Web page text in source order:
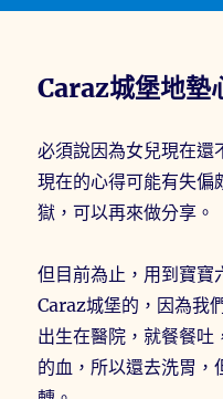
Caraz城堡地墊
必須說因為女兒現在還
現在的心得可能有失偏
獄，可以再來做分享。
但目前為止，用到寶寶
Caraz城堡的，因為我
出生在醫院，就餐餐吐
的血，所以還去洗胃，